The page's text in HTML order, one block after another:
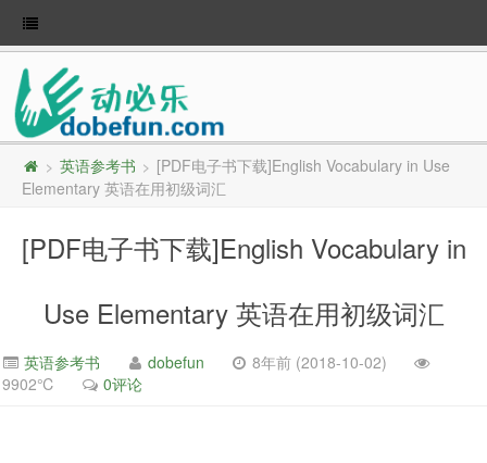
> 英语参考书 > [PDF电子书下载]English Vocabulary in Use
Elementary 英语在用初级词汇
[PDF电子书下载]English Vocabulary in
Use Elementary 英语在用初级词汇
英语参考书 dobefun
8年前 (2018-10-02)
9902℃
0评论